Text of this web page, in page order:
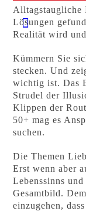
Alltagstaugliche
Lösungen
Realität wird
Kümmern Sie
stecken. Und
wichtig ist. Das
Strudel der
Klippen der
50+ mag es
suchen.
Die Themen
Erst wenn aber
Lebenssinns
Gesamtbild.
einzugehen,